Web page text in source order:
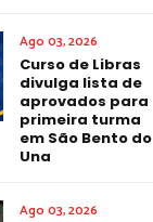
Ago 03, 2026
Curso de Libras
divulga lista de
aprovados para
primeira turma
em São Bento do
Una
Ago 03, 2026